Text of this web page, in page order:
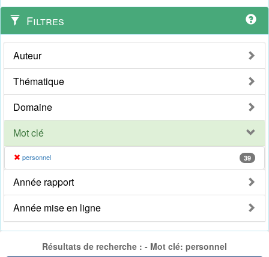
Filtres
Auteur
Thématique
Domaine
Mot clé
personnel 39
Année rapport
Année mise en ligne
Résultats de recherche : - Mot clé: personnel